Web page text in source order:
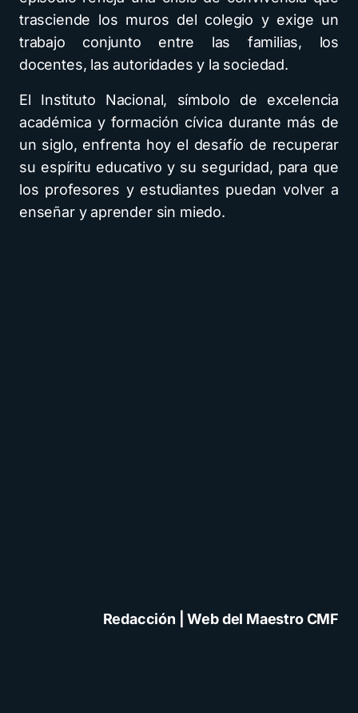
trasciende los muros del colegio y exige un
trabajo conjunto entre las familias, los
docentes, las autoridades y la sociedad.
El Instituto Nacional, símbolo de excelencia
académica y formación cívica durante más de
un siglo, enfrenta hoy el desafío de recuperar
su espíritu educativo y su seguridad, para que
los profesores y estudiantes puedan volver a
enseñar y aprender sin miedo.
Redacción | Web del Maestro CMF